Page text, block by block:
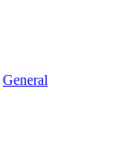
General